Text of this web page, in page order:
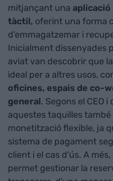
mitjançant una aplicació
tàctil, oferint una forma
d'emmagatzemar i
Inicialment dissenyades
aviat van descobrir que
ideal per a altres usos,
oficines, espais de co-
general. Segons el CEO
aquestes taquilles
monetització flexible, ja
sistema de pagament
client i el cas d'ús. A
permet gestionar la